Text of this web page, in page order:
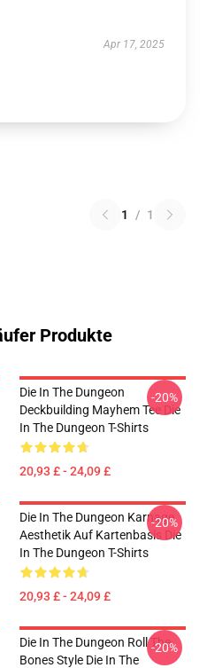
Apr 17, 2025
1 / 1
Produkte
Die In The Dungeon
Deckbuilding Mayhem Tee Die
In The Dungeon T-Shirts
20,93 £ - 24,09 £
-20%
Die In The Dungeon Karnage
Aesthetik Auf Kartenbasis Die
In The Dungeon T-Shirts
20,93 £ - 24,09 £
-20%
Die In The Dungeon Roll The
Bones Style Die In The
-20%